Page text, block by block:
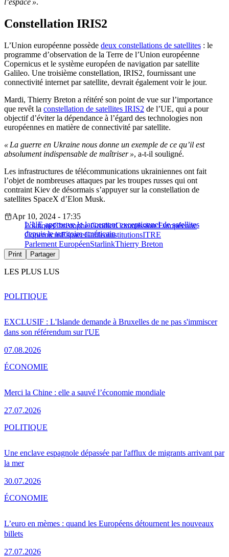
l’espace ».
Constellation IRIS2
L’Union européenne possède deux constellations de satellites : le
programme d’observation de la Terre de l’Union européenne
Copernicus et le système européen de navigation par satellite
Galileo. Une troisième constellation, IRIS2, fournissant une
connectivité internet par satellite, devrait également voir le jour.
Mardi, Thierry Breton a réitéré son point de vue sur l’importance
que revêt la constellation de satellites IRIS2 de l’UE, qui a pour
objectif d’éviter la dépendance à l’égard des technologies non
européennes en matière de connectivité par satellite.
« La guerre en Ukraine nous donne un exemple de ce qu’il est
absolument indispensable de maîtriser », a-t-il souligné.
Les infrastructures de télécommunications ukrainiennes ont fait
l’objet de nombreuses attaques par les troupes russes qui ont
contraint Kiev de désormais s’appuyer sur la constellation de
satellites SpaceX d’Elon Musk.
L’UE approuve le lancement exceptionnel de satellites
depuis le territoire américain
Apr 10, 2024 - 17:35
PolitiqueChristophe GrudlerCommission Européenne
CopernicusEspaceGalileoinstitutionsITRE
Parlement EuropéenStarlinkThierry Breton
Print Partager
LES PLUS LUS
EXCLUSIF : L'Islande demande à Bruxelles de ne pas s'immiscer
dans son référendum sur l'UE
07.08.2026
POLITIQUE
Merci la Chine : elle a sauvé l’économie mondiale
27.07.2026
ÉCONOMIE
Une enclave espagnole dépassée par l'afflux de migrants arrivant par
la mer
30.07.2026
POLITIQUE
L’euro en mèmes : quand les Européens détournent les nouveaux
billets
27.07.2026
ÉCONOMIE